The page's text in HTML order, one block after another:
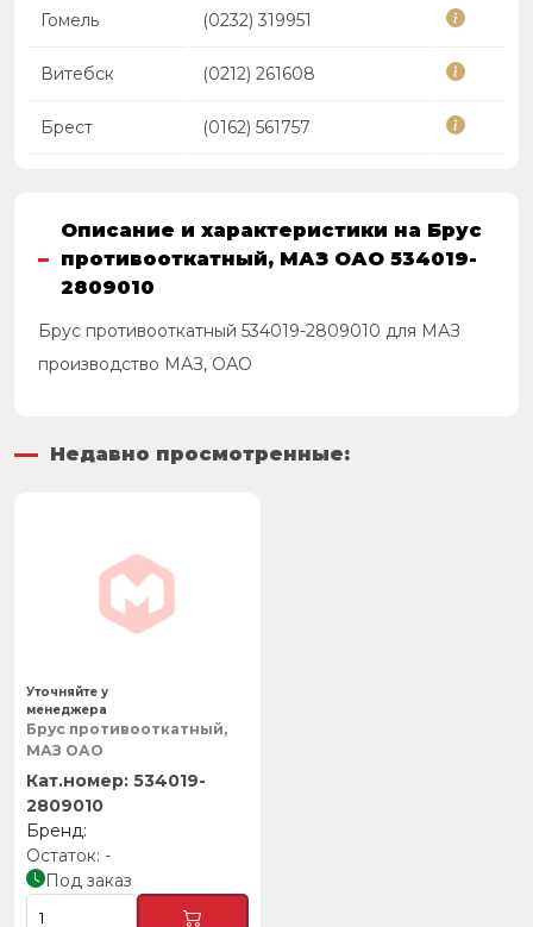
Гомель (0232) 319951
Витебск (0212) 261608
Брест (0162) 561757
Описание и характеристики на Брус
противооткатный, МАЗ ОАО 534019-
2809010
Брус противооткатный 534019-2809010 для МАЗ
производство МАЗ, ОАО
Недавно просмотренные:
Брус противооткатный,
МАЗ ОАО
534019-
2809010
-
Под заказ
Уточняйте у
менеджера